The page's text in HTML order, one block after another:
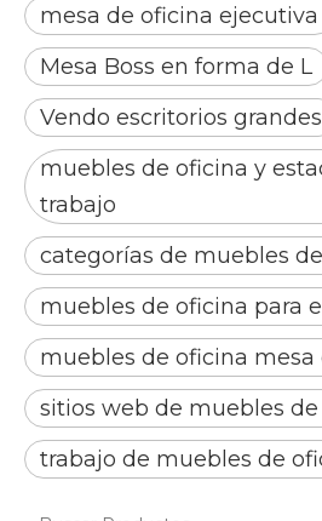
mesa de oficina ejecutiva
Mesa Boss en forma de L
Vendo escritorios grandes
muebles de oficina y
trabajo
categorías de muebles
muebles de oficina para
muebles de oficina mesa
sitios web de muebles
trabajo de muebles de